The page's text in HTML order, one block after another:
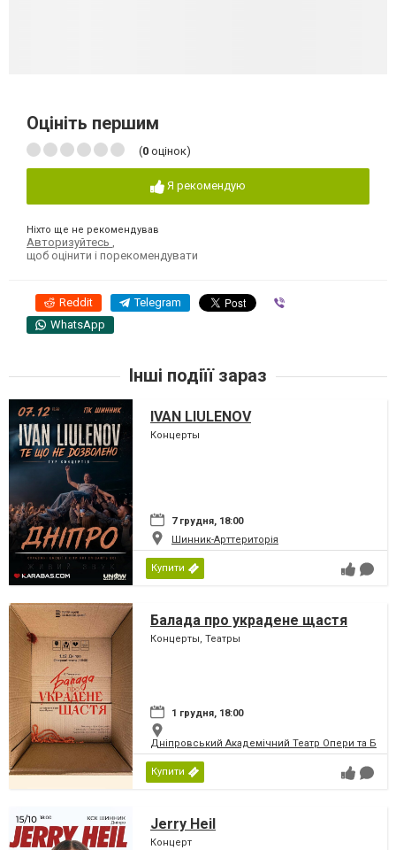
Оцініть першим
(0 оцінок)
Я рекомендую
Ніхто ще не рекомендував
Авторизуйтесь
щоб оцінити і порекомендувати
Reddit Telegram
WhatsApp
Інші подіїї зараз
IVAN LIULENOV
Концерты
7 грудня, 18:00
Шинник-Арттериторія
Купити
Балада про украдене щастя
Концерты, Театры
1 грудня, 18:00
Дніпровський Академічний Театр Опери та
Купити
Jerry Heil
Концерт